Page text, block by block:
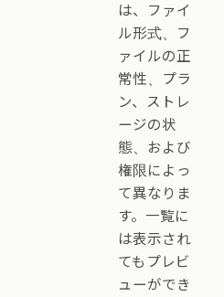
は、ファイ
ル形式、フ
ァイルの正
常性、プラ
ン、ストレ
ージの状
態、および
権限によっ
て異なりま
す。一覧に
は表示され
てもプレビ
ューができ